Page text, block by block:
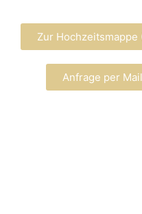
Zur Hochzeitsmappe
Anfrage per Mail